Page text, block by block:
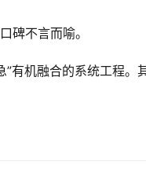
碑不言而喻。
”有机融合的系统工程。